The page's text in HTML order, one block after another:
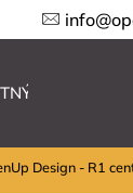
VÝPREDAJ
Design - R1